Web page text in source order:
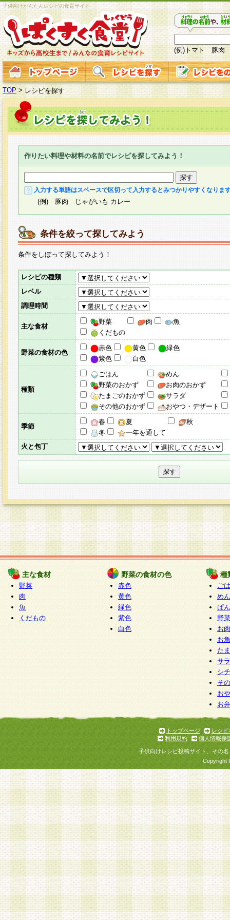
子供向けかんたんレシピの食育サイト
(例)トマト 豚肉
TOP > レシピを探す
作りたい料理や材料の名前でレシピを探してみよう！
入力する単語はスペースで区切って入力するとみつかりやすくなりま
(例) 豚肉 じゃがいも カレー
条件を絞って探してみよう
条件をしぼって探してみよう！
レシピの種類
レベル
調理時間
主な食材
野菜 肉
魚
くだもの
野菜の食材の色
赤色 黄色
緑色
紫色
白色
種類
ごはん
めん
野菜のおかず
お肉のおかず
たまごのおかず
サラダ
その他のおかず
おやつ・デザート
季節
春 夏
秋
冬
一年を通して
火と包丁
主な食材
野菜
肉
魚
くだもの
野菜の食材の色
赤色
黄色
緑色
紫色
白色
種
ご
めん
ぱん
野
お
お
た
サ
シ
そ
お
お
トップページ
レシピ
利用規約
個人情報保
子供向けレシピ投稿サイト、その
Copyright